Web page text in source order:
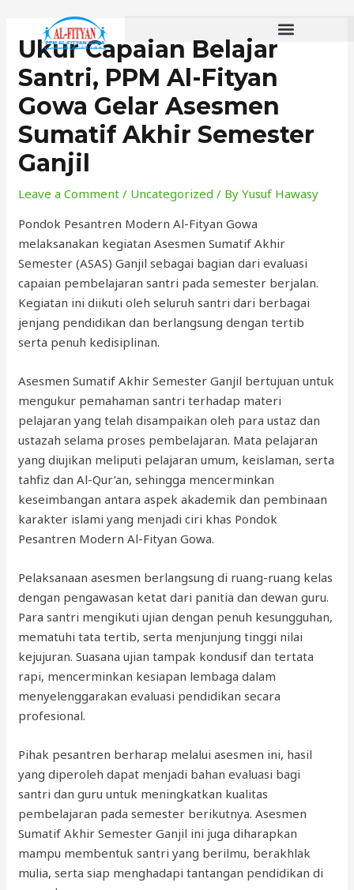
contentUkur Capaian Belajar
Santri, PPM Al-Fityan
Gowa Gelar Asesmen
Sumatif Akhir Semester
Ganjil
Leave a Comment / Uncategorized / ByYusuf Hawasy
Pondok Pesantren Modern Al-Fityan Gowa
melaksanakan kegiatan Asesmen Sumatif Akhir
Semester (ASAS) Ganjil sebagai bagian dari evaluasi
capaian pembelajaran santri pada semester berjalan.
Kegiatan ini diikuti oleh seluruh santri dari berbagai
jenjang pendidikan dan berlangsung dengan tertib
serta penuh kedisiplinan.
Asesmen Sumatif Akhir Semester Ganjil bertujuan untuk
mengukur pemahaman santri terhadap materi
pelajaran yang telah disampaikan oleh para ustaz dan
ustazah selama proses pembelajaran. Mata pelajaran
yang diujikan meliputi pelajaran umum, keislaman, serta
tahfiz dan Al-Qur’an, sehingga mencerminkan
keseimbangan antara aspek akademik dan pembinaan
karakter islami yang menjadi ciri khas Pondok
Pesantren Modern Al-Fityan Gowa.
Pelaksanaan asesmen berlangsung di ruang-ruang kelas
dengan pengawasan ketat dari panitia dan dewan guru.
Para santri mengikuti ujian dengan penuh kesungguhan,
mematuhi tata tertib, serta menjunjung tinggi nilai
kejujuran. Suasana ujian tampak kondusif dan tertata
rapi, mencerminkan kesiapan lembaga dalam
menyelenggarakan evaluasi pendidikan secara
profesional.
Pihak pesantren berharap melalui asesmen ini, hasil
yang diperoleh dapat menjadi bahan evaluasi bagi
santri dan guru untuk meningkatkan kualitas
pembelajaran pada semester berikutnya. Asesmen
Sumatif Akhir Semester Ganjil ini juga diharapkan
mampu membentuk santri yang berilmu, berakhlak
mulia, serta siap menghadapi tantangan pendidikan di